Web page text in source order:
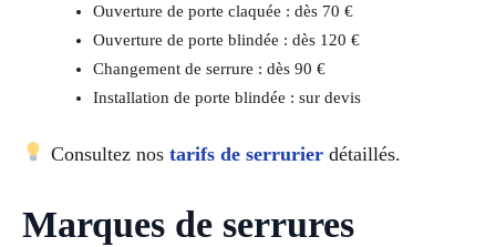
Ouverture de porte claquée : dès 70 €
Ouverture de porte blindée : dès 120 €
Changement de serrure : dès 90 €
Installation de porte blindée : sur devis
Consultez nos tarifs de serrurierdétaillés.
Marques de serrures